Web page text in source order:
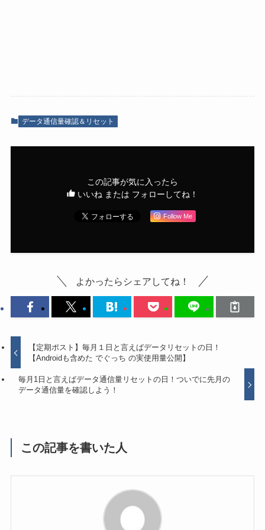
データ通信量確認＆リセット
この記事が気に入ったら
いいね または フォローしてね！
Follow Me
よかったらシェアしてね！
【定期ポスト】毎月１日と言えばデータリセットの日！
【Androidも含めた でぐっち の実使用量公開】
毎月1日と言えばデータ通信量リセットの日！ついでに先月の
データ通信量を確認しよう！
この記事を書いた人